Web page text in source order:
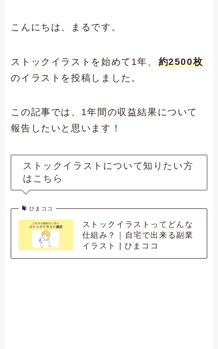
こんにちは、まるです。
ストックイラストを始めて1年、 約2500枚
のイラストを投稿しました。
この記事では、1年間の収益結果について
報告したいと思います！
ストックイラストについて知りたい方
はこちら
ひまココ
ストックイラストってどんな
仕組み？｜自宅で出来る副業
イラスト | ひまココ